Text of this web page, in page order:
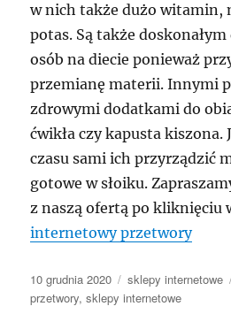
w nich także dużo witamin,
potas. Są także
osób na diecie ponieważ
przemianę materii. Innymi
zdrowymi dodatkami do
ćwikła czy kapusta kiszona.
czasu sami ich przyrządzić
gotowe w słoiku.
z naszą ofertą po
internetowy przetwory
Data
publikacji
10 grudnia 2020 Kategorie
sklepy internetowe
przetwory,sklepy internetowe